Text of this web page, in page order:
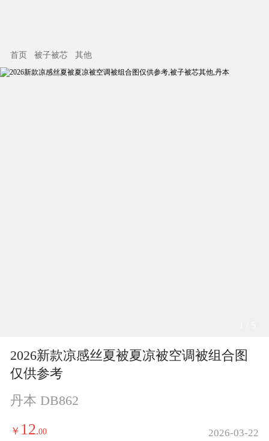
首页 被子被芯 其他
2026新款凉感丝夏被夏凉被空调被组合图
仅供参考
丹本 DB862
￥ 12.00 2026-03-22